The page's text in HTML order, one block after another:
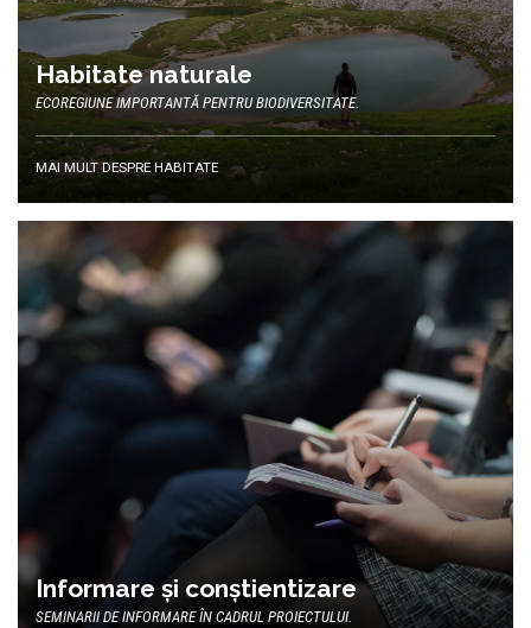
Habitate naturale
ECOREGIUNE IMPORTANTĂ PENTRU BIODIVERSITATE.
MAI MULT DESPRE HABITATE
Informare și conștientizare
SEMINARII DE INFORMARE ÎN CADRUL PROIECTULUI.